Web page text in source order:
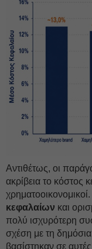
Αντιθέτως, οι
ακρίβεια το κόστος
κεφαλαίων και
πολύ ισχυρότερη
σχέση με τη
βασίστηκαν σε αυτές